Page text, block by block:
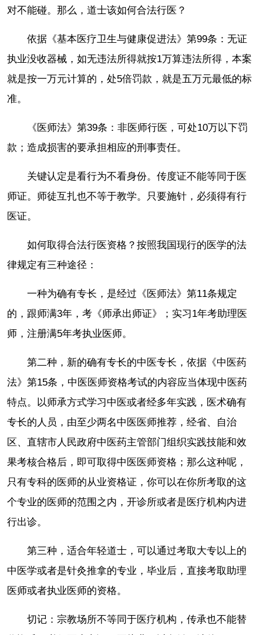
对不能碰。 那么， 道士该如何合法行医？
依据《基本医疗卫生与健康促进法》第99条：无证
执业没收器械，如无违法所得就按1万算违法所得，本案
就是按一万元计算的，处5倍罚款，就是五万元最低的标
准。
《医师法》第39条：非医师行医，可处10万以下罚
款；造成损害的要承担相应的刑事责任。
关键认定是看行为不看身份。传度证不能等同于医
师证。师徒互扎也不等于教学。只要施针，必须得有行
医证。
如何取得合法行医资格？按照我国现行的医学的法
律规定有三种途径：
一种为确有专长，是经过《医师法》第11条规定
的，跟师满3年，考《师承出师证》；实习1年考助理医
师，注册满5年考执业医师。
第二种，新的确有专长的中医专长，依据《中医药
法》第15条，中医医师资格考试的内容应当体现中医药
特点。以师承方式学习中医或者经多年实践，医术确有
专长的人员，由至少两名中医医师推荐，经省、自治
区、直辖市人民政府中医药主管部门组织实践技能和效
果考核合格后，即可取得中医医师资格；那么这种呢，
只有专科的医师的从业资格证，你可以在你所考取的这
个专业的医师的范围之内，开诊所或者是医疗机构内进
行出诊。
第三种，适合年轻道士，可以通过考取大专以上的
中医学或者是针灸推拿的专业，毕业后，直接考取助理
医师或者执业医师的资格。
切记：宗教场所不等同于医疗机构，传承也不能替